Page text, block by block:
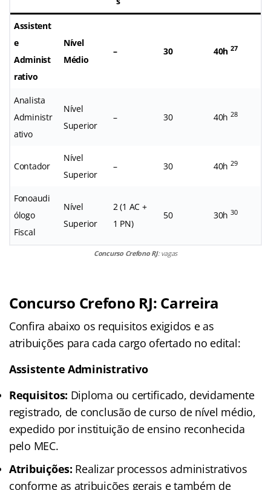
Assistent
e
Administ
rativo
Nível
Médio
– 30 40h 27
Analista
Administr
ativo
Nível
Superior
– 30 40h 28
Contador
Nível
Superior
– 30 40h 29
Fonoaudi
ólogo
Fiscal
Nível
Superior
2 (1 AC +
1 PN)
50 30h 30
Concurso Crefono RJ: vagas
Concurso Crefono RJ: Carreira
Confira abaixo os requisitos exigidos e as
atribuições para cada cargo ofertado no edital:
Assistente Administrativo
Requisitos: Diploma ou certificado, devidamente
registrado, de conclusão de curso de nível médio,
expedido por instituição de ensino reconhecida
pelo MEC.
Atribuições: Realizar processos administrativos
conforme as atribuições gerais e também de